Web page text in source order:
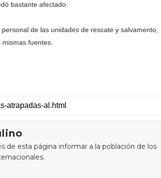
bastante afectado.
de las unidades de rescate y salvamento,
fuentes.
de esta página informar a la población de los